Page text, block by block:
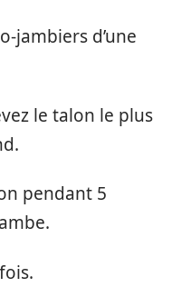
jambiers d’une
le talon le plus
pendant 5